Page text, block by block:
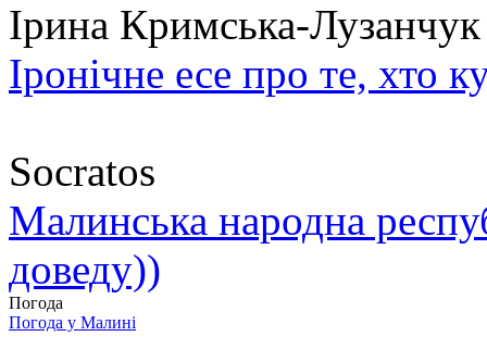
Ірина Кримська-Лузанчук
Іронічне есе про те, хто
Socratos
Малинська народна
доведу))
Погода
Погода у Малині